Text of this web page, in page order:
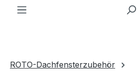
ROTO-Dachfensterzubehör